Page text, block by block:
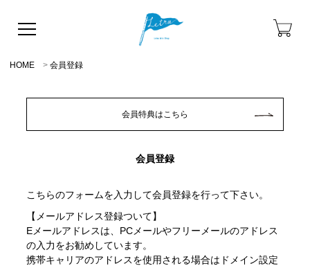
HOME 会員登録
会員特典はこちら
会員登録
こちらのフォームを入力して会員登録を行って下さい。
【メールアドレス登録ついて】
Eメールアドレスは、PCメールやフリーメールのアドレス
の入力をお勧めしています。
携帯キャリアのアドレスを使用される場合はドメイン設定